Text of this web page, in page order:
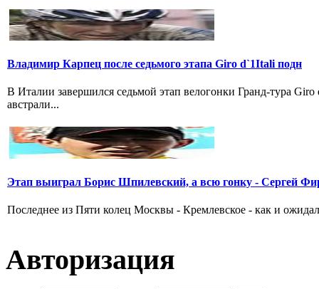
Владимир Карпец после седьмого этапа Giro d`1Itali подн
В Италии завершился седьмой этап велогонки Гранд-тура
австрали...
Этап выиграл Борис Шпилевский, а всю гонку - Сергей
Последнее из Пяти колец Москвы - Кремлевское - как и
Авторизация